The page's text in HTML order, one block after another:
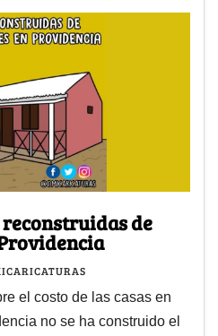
de
el costo de las casas en
no se ha construido el